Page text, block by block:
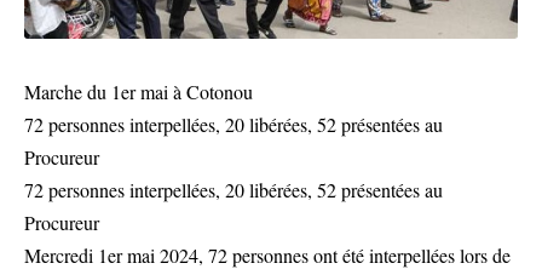
Marche du 1er mai à Cotonou
72 personnes interpellées, 20 libérées, 52 présentées au
Procureur
72 personnes interpellées, 20 libérées, 52 présentées au
Procureur
Mercredi 1er mai 2024, 72 personnes ont été interpellées lors de